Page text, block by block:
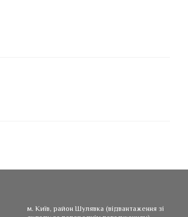
м. Київ, район Шулявка (відвантаження зі